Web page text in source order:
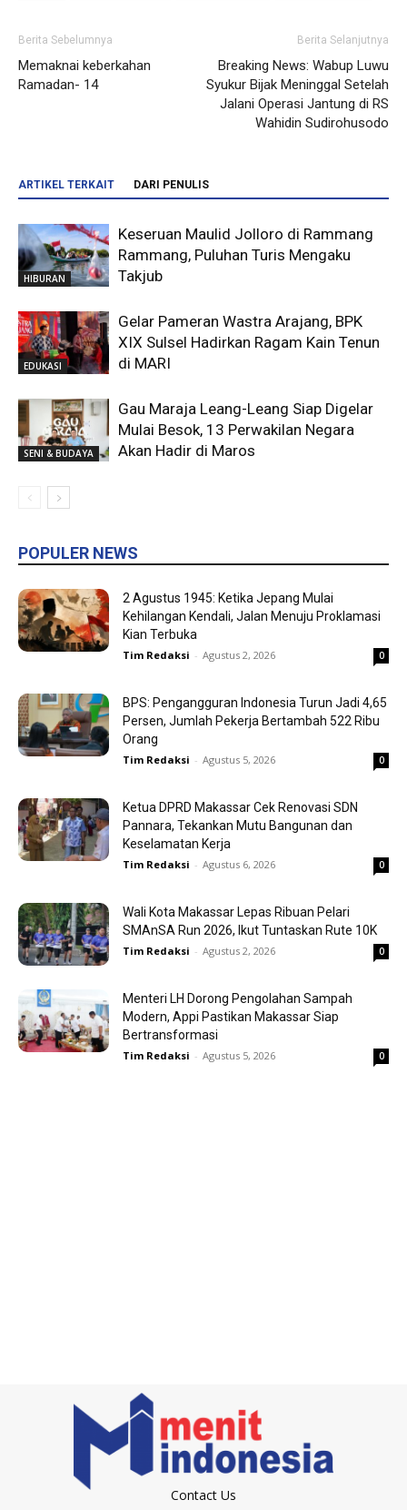
Berita Sebelumnya
Memaknai keberkahan
Ramadan- 14
Berita Selanjutnya
Breaking News: Wabup Luwu
Syukur Bijak Meninggal Setelah
Jalani Operasi Jantung di RS
Wahidin Sudirohusodo
ARTIKEL TERKAIT DARI PENULIS
HIBURAN
Keseruan Maulid Jolloro di Rammang
Rammang, Puluhan Turis Mengaku
Takjub
EDUKASI
Gelar Pameran Wastra Arajang, BPK
XIX Sulsel Hadirkan Ragam Kain Tenun
di MARI
SENI & BUDAYA
Gau Maraja Leang-Leang Siap Digelar
Mulai Besok, 13 Perwakilan Negara
Akan Hadir di Maros
POPULER NEWS
2 Agustus 1945: Ketika Jepang Mulai
Kehilangan Kendali, Jalan Menuju Proklamasi
Kian Terbuka
Tim Redaksi - Agustus 2, 2026 0
BPS: Pengangguran Indonesia Turun Jadi 4,65
Persen, Jumlah Pekerja Bertambah 522 Ribu
Orang
Tim Redaksi - Agustus 5, 2026 0
Ketua DPRD Makassar Cek Renovasi SDN
Pannara, Tekankan Mutu Bangunan dan
Keselamatan Kerja
Tim Redaksi - Agustus 6, 2026 0
Wali Kota Makassar Lepas Ribuan Pelari
SMAnSA Run 2026, Ikut Tuntaskan Rute 10K
Tim Redaksi - Agustus 2, 2026 0
Menteri LH Dorong Pengolahan Sampah
Modern, Appi Pastikan Makassar Siap
Bertransformasi
Tim Redaksi - Agustus 5, 2026 0
Contact Us